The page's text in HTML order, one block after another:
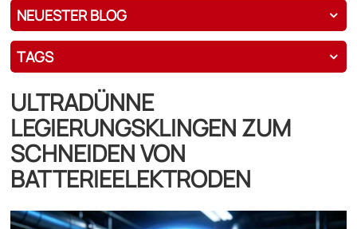
NEUESTER BLOG
TAGS
ULTRADÜNNE
LEGIERUNGSKLINGEN ZUM
SCHNEIDEN VON
BATTERIEELEKTRODEN